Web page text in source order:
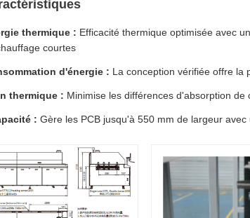
thermique : Efficacité thermique optimisée avec
courtes
d'énergie : La conception vérifiée offre la
thermique : Minimise les différences d'absorption
: Gère les PCB jusqu'à 550 mm de largeur